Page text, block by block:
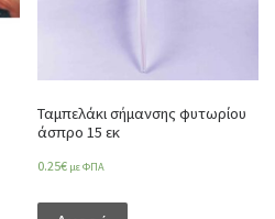
Ταμπελάκι σήμανσης φυτωρίου
άσπρο 15 εκ
0.25€ με ΦΠΑ